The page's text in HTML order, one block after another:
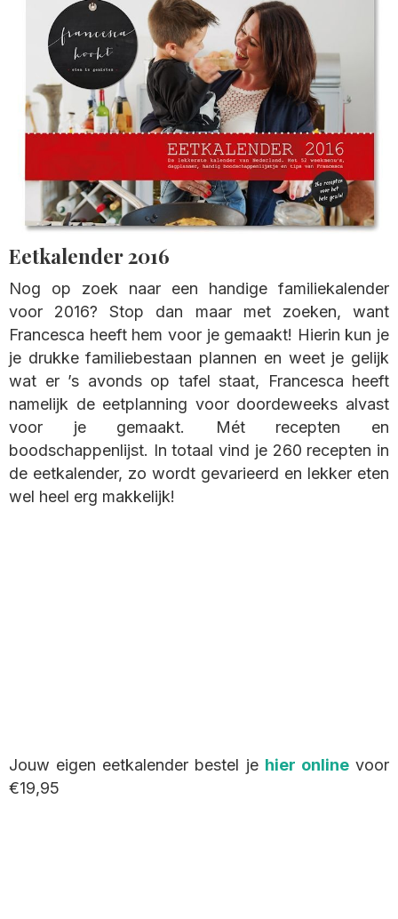
Eetkalender 2016
Nog op zoek naar een handige familiekalender
voor 2016? Stop dan maar met zoeken, want
Francesca heeft hem voor je gemaakt! Hierin kun je
je drukke familiebestaan plannen en weet je gelijk
wat er ’s avonds op tafel staat, Francesca heeft
namelijk de eetplanning voor doordeweeks alvast
voor je gemaakt. Mét recepten en
boodschappenlijst. In totaal vind je 260 recepten in
de eetkalender, zo wordt gevarieerd en lekker eten
wel heel erg makkelijk!
Jouw eigen eetkalender bestel je hier onlinevoor
€19,95